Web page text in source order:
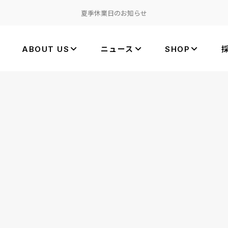
夏季休業日のお知らせ
ABOUT US ニュース SHOP